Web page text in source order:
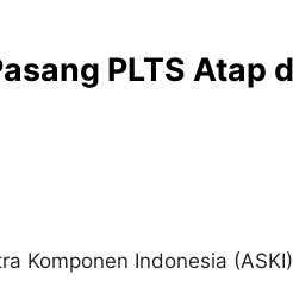
PLTS Atap
Komponen Indonesia